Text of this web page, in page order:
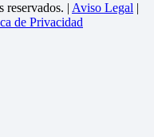
reservados. | Aviso Legal |
de Privacidad